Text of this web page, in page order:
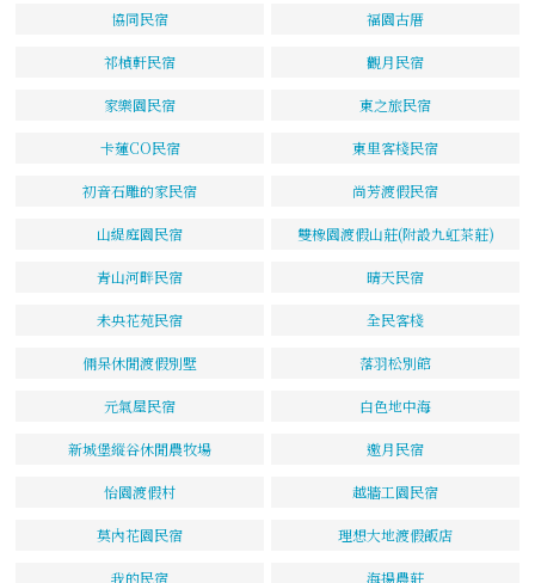
協同民宿 福園古厝
祁楨軒民宿 觀月民宿
家樂園民宿 東之旅民宿
卡蓮CO民宿 東里客棧民宿
初音石雕的家民宿 尚芳渡假民宿
山緹庭園民宿 雙橡園渡假山莊(附設九虹茶莊)
青山河畔民宿 晴天民宿
未央花苑民宿 全民客棧
倆呆休閒渡假別墅 落羽松別館
元氣屋民宿 白色地中海
新城堡縱谷休閒農牧場 邀月民宿
怡園渡假村 越牆工園民宿
莫內花園民宿 理想大地渡假飯店
我的民宿 海揚農莊